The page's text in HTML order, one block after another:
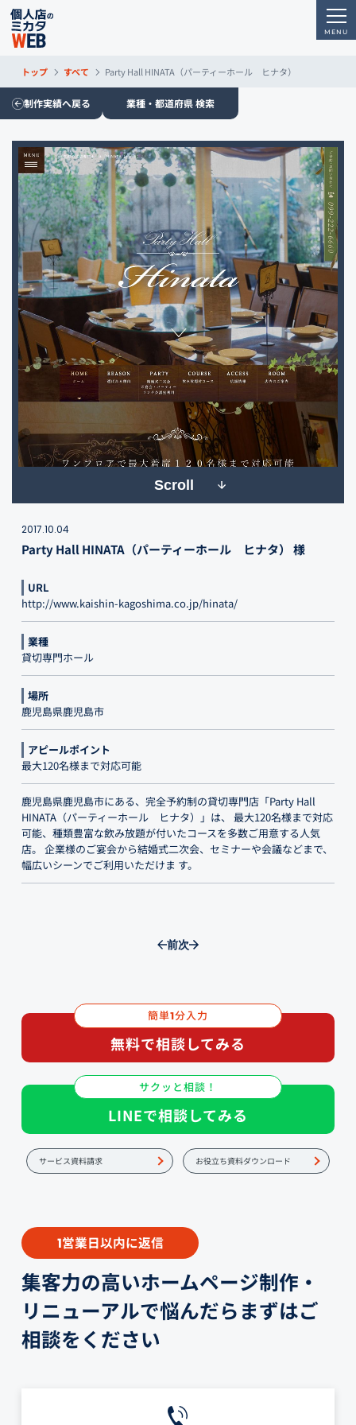
トップ すべて Party Hall HINATA（パーティーホール ヒナタ）
制作実績へ戻る 業種・都道府県 検索
Scroll
2017.10.04
Party Hall HINATA（パーティーホール ヒナタ） 様
URL
http://www.kaishin-kagoshima.co.jp/hinata/
業種
貸切専門ホール
場所
鹿児島県鹿児島市
アピールポイント
最大120名様まで対応可能
鹿児島県鹿児島市にある、完全予約制の貸切専門店「Party Hall
HINATA（パーティーホール ヒナタ）」は、 最大120名様まで対応
可能、種類豊富な飲み放題が付いたコースを多数ご用意する人気
店。 企業様のご宴会から結婚式二次会、セミナーや会議などまで、
幅広いシーンでご利用いただけま す。
前次
簡単1分入力
無料で相談してみる
サクッと相談！
LINEで相談してみる
サービス資料請求 お役立ち資料ダウンロード
1営業日以内に返信
集客力の高いホームページ制作・
リニューアルで悩んだらまずはご
相談をください